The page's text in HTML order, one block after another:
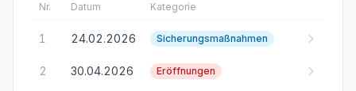
Nr. Datum Kategorie
1 24.02.2026 Sicherungsmaßnahmen
2 30.04.2026 Eröffnungen